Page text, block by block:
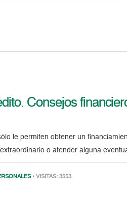
Consejos
le permiten obtener un
o atender alguna
• VISITAS: 3553